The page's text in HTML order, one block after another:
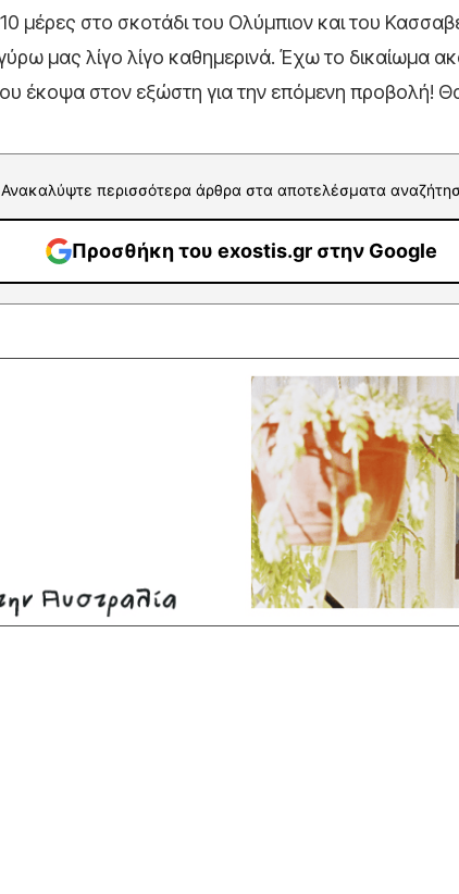
μέρες στο σκοτάδι του Ολύμπιον και του
μας λίγο λίγο καθημερινά. Έχω το δικαίωμα
έκοψα στον εξώστη για την επόμενη προβολή!
Ανακαλύψτε περισσότερα άρθρα στα αποτελέσματα
Προσθήκη του exostis.gr στην Google